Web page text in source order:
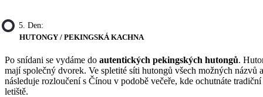
5. Den:
HUTONGY / PEKINGSKÁ KACHNA
Po snídani se vydáme do autentických pekingských hutongů.
mají společný dvorek. Ve spletité síti hutongů všech možných
následuje rozloučení s Čínou v podobě večeře, kde ochutnáte
letiště.